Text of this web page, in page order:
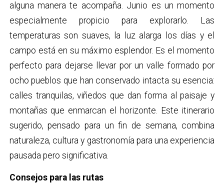
alguna manera te acompaña. Junio es un momento
especialmente propicio para explorarlo. Las
temperaturas son suaves, la luz alarga los días y el
campo está en su máximo esplendor. Es el momento
perfecto para dejarse llevar por un valle formado por
ocho pueblos que han conservado intacta su esencia:
calles tranquilas, viñedos que dan forma al paisaje y
montañas que enmarcan el horizonte. Este itinerario
sugerido, pensado para un fin de semana, combina
naturaleza, cultura y gastronomía para una experiencia
pausada pero significativa.
Consejos para las rutas